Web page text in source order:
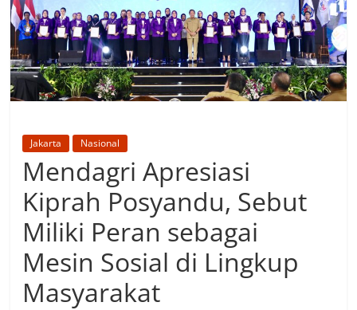
Jakarta Nasional
Mendagri Apresiasi
Kiprah Posyandu, Sebut
Miliki Peran sebagai
Mesin Sosial di Lingkup
Masyarakat